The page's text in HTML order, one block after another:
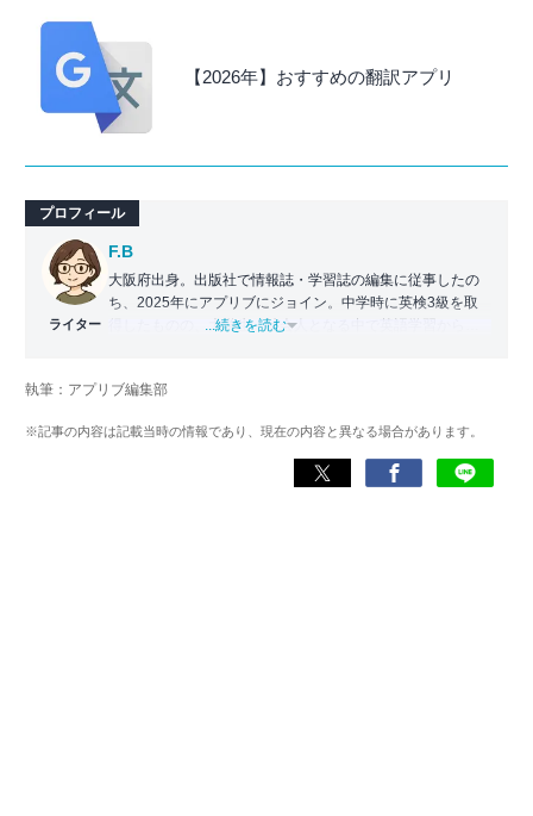
【2026年】おすすめの翻訳アプリ
プロフィール
ライター
F.B
大阪府出身。出版社で情報誌・学習誌の編集に従事したの
ち、2025年にアプリブにジョイン。中学時に英検3級を取
得したものの、大学生・社会人となる中で英語学習から遠
り添える記事を目指している。
...続きを読む
執筆：アプリブ編集部
※記事の内容は記載当時の情報であり、現在の内容と異なる場合があります。